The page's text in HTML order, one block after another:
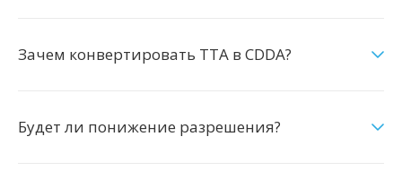
Зачем конвертировать TTA в CDDA?
Будет ли понижение разрешения?